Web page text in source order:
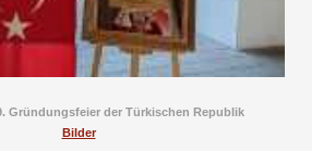
Gründungsfeier der Türkischen Republik
Bilder